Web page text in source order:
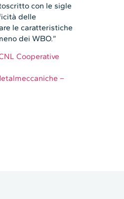
con le sigle
delle
le caratteristiche
dei WBO.”
Cooperative
–